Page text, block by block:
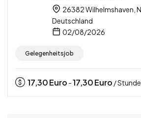
26382 Wilhelmshaven,
Deutschland
02/08/2026
Gelegenheitsjob
17,30Euro -17,30Euro / Stunde